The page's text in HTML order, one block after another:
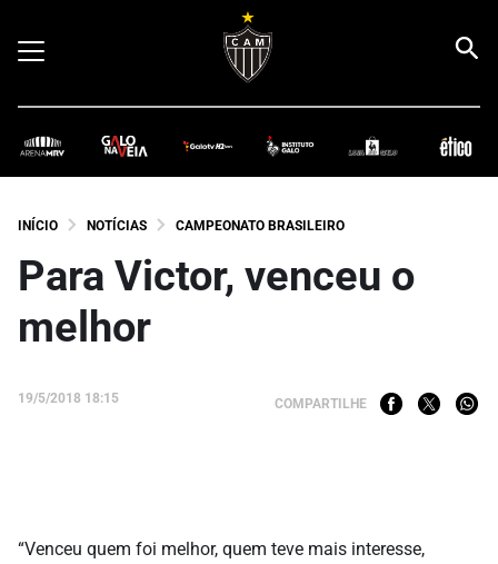
INÍCIO NOTÍCIAS CAMPEONATO BRASILEIRO
Para Victor, venceu o
melhor
19/5/2018 18:15 COMPARTILHE
“Venceu quem foi melhor, quem teve mais interesse,